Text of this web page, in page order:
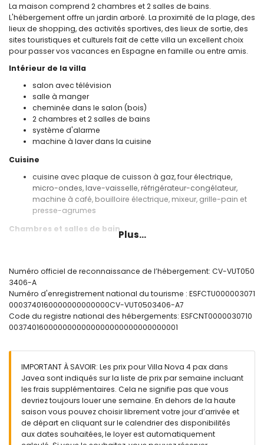
La maison comprend 2 chambres et 2 salles de bains.
L'hébergement offre un jardin arboré. La proximité de la plage, des
lieux de shopping, des activités sportives, des lieux de sortie, des
sites touristiques et culturels fait de cette villa un excellent choix
pour passer vos vacances en Espagne en famille ou entre amis.
Intérieur de la villa
salon avec télévision
salle à manger
cheminée dans le salon (bois)
2 chambres et 2 salles de bains
système d'alarme
machine à laver dans la cuisine
Cuisine
cuisine avec plaque de cuisson à gaz, four électrique,
micro-ondes, lave-vaisselle, réfrigérateur-congélateur,
machine à café, bouilloire électrique, mixeur, grille-pain et
presse-agrumes
Chambres et salles de bain
chambre avec climatisation et 2 lits simples (mesurant 190
par 90 cm)
salle de bain attenante avec lavabo simple, combinaison
baignoire/douche, bidet et toilettes
salle de bain avec lavabo simple, douche et toilettes
Extérieur de la villa
terrain clôturé
piscine privée mesurant 8m x 4m et 2m de profondeur
jardin avec pelouse et arbres, mobilier de jardin avec
transats
3 terrasses dont 1 couverte
barbecue
douche extérieure
espace salon extérieur et espace repas extérieur
2 places de parking privées et 2 places de parking privées
Plus...
Numéro officiel de reconnaissance de l’hébergement: CV-VUT050
3406-A
Numéro d'enregistrement national du tourisme : ESFCTU000003071
0003740160000000000000CV-VUT0503406-A7
Code du registre national des hébergements: ESFCNT0000030710
0037401600000000000000000000000000001
IMPORTANT À SAVOIR: Les prix pour Villa Nova 4 pax dans
Javea sont indiqués sur la liste de prix par semaine incluant
les frais supplémentaires. Cela ne signifie pas que vous
devriez toujours louer une semaine. En dehors de la haute
saison vous pouvez choisir librement votre jour d’arrivée et
de départ en cliquant sur le calendrier des disponibilités
aux dates souhaitées, le loyer est automatiquement